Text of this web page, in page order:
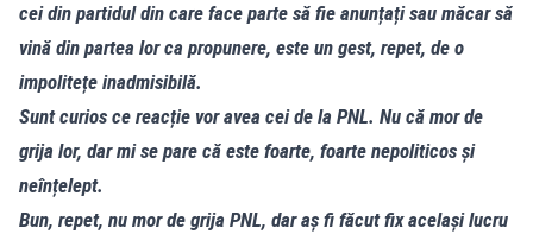
cei din partidul din care face parte să fie anunțați sau măcar să
vină din partea lor ca propunere, este un gest, repet, de o
impolitețe inadmisibilă.
Sunt curios ce reacție vor avea cei de la PNL. Nu că mor de
grija lor, dar mi se pare că este foarte, foarte nepoliticos și
neînțelept.
Bun, repet, nu mor de grija PNL, dar aș fi făcut fix același lucru